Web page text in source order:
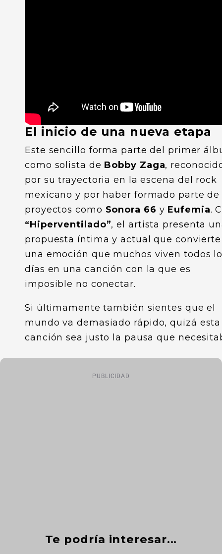
El inicio de una nueva etapa
Este sencillo forma parte del primer
como solista de Bobby Zaga,
por su trayectoria en la escena del rock
mexicano y por haber formado parte de
proyectos como Sonora 66 y Eufemia.
“Hiperventilado”, el artista presenta
propuesta íntima y actual que convierte
una emoción que muchos viven todos
días en una canción con la que es
imposible no conectar.
Si últimamente también sientes que el
mundo va demasiado rápido, quizá esta
canción sea justo la pausa que
PUBLICIDAD
Te podría interesar...